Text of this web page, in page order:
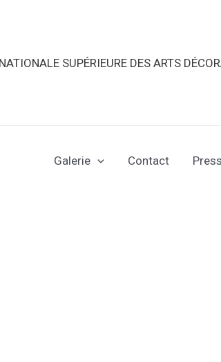
SUPÉRIEURE DES ARTS
Galerie Contact